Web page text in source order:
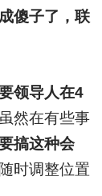
傻子了，联
领导人在4
然在有些事
搞这种会
时调整位置